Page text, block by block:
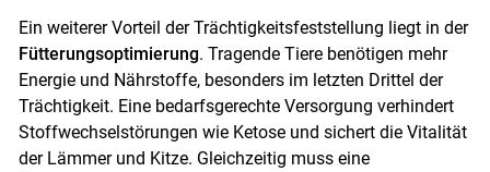
Ein weiterer Vorteil der Trächtigkeitsfeststellung liegt in der
Fütterungsoptimierung. Tragende Tiere benötigen mehr
Energie und Nährstoffe, besonders im letzten Drittel der
Trächtigkeit. Eine bedarfsgerechte Versorgung verhindert
Stoffwechselstörungen wie Ketose und sichert die Vitalität
der Lämmer und Kitze. Gleichzeitig muss eine